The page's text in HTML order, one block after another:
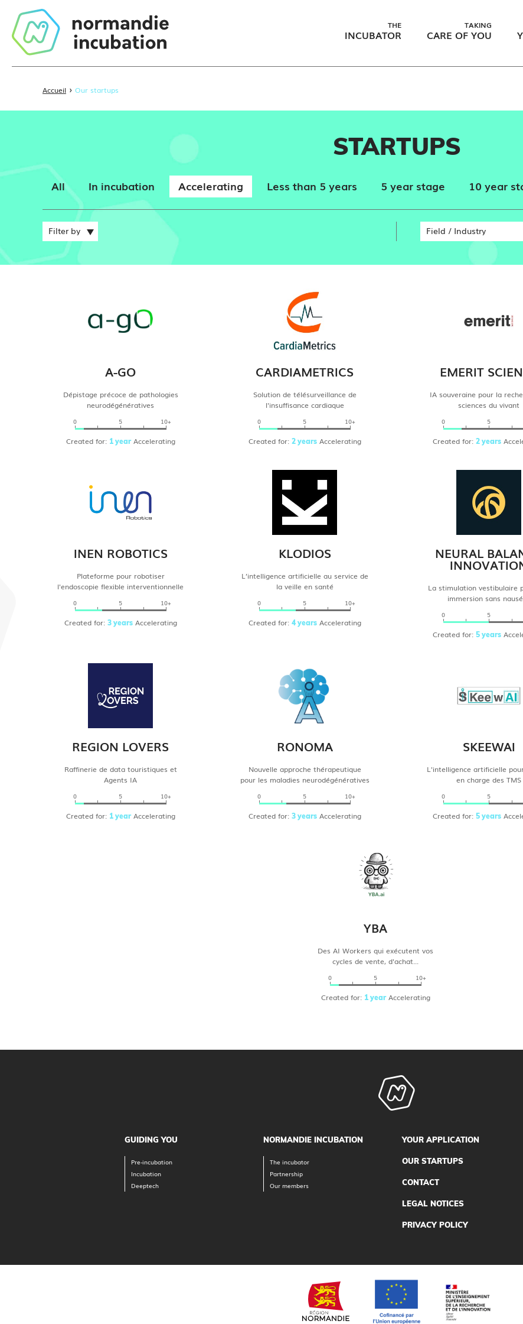
THE
INCUBATOR
TAKING
CARE OF YOU
Accueil › Our startups
STARTUPS
All In incubation Accelerating Less than 5 years 5 year stage 10 year
A-GO
Dépistage précoce de pathologies
neurodégénératives
0 5 10+
Created for: 1 yearAccelerating
CARDIAMETRICS
Solution de télésurveillance de
l'insuffisance cardiaque
0 5 10+
Created for: 2 yearsAccelerating
EMERIT
IA souveraine pour la
sciences du vivant
0 5
Created for: 2 years
INEN ROBOTICS
Plateforme pour robotiser
l'endoscopie flexible interventionnelle
0 5 10+
Created for: 3 yearsAccelerating
KLODIOS
L’intelligence artificielle au service de
la veille en santé
0 5 10+
Created for: 4 yearsAccelerating
NEURAL
La stimulation vestibulaire
immersion sans
0 5
Created for: 5 years
REGION LOVERS
Raffinerie de data touristiques et
Agents IA
0 5 10+
Created for: 1 yearAccelerating
RONOMA
Nouvelle approche thérapeutique
pour les maladies neurodégénératives
0 5 10+
Created for: 3 yearsAccelerating
SKEEWAI
L'intelligence artificielle
en charge des TMS
0 5
Created for: 5 years
YBA
Des AI Workers qui exécutent vos
cycles de vente, d'achat...
0 5 10+
Created for: 1 yearAccelerating
GUIDING YOU
Pre-incubation
Incubation
Deeptech
NORMANDIE INCUBATION
The incubator
Partnership
Our members
YOUR APPLICATION
OUR STARTUPS
CONTACT
LEGAL NOTICES
PRIVACY POLICY